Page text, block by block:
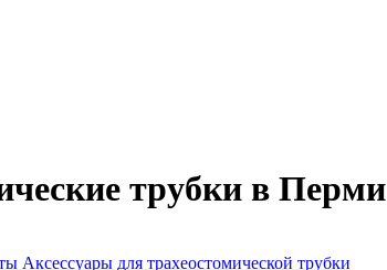
трубки в Перми
Аксессуары для трахеостомической трубки